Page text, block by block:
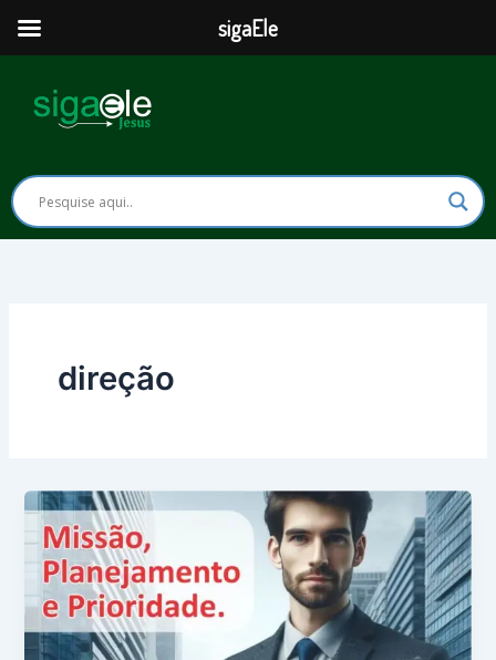
para
conteúdo
direção
sigaEle